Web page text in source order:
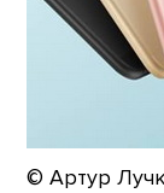
© Артур